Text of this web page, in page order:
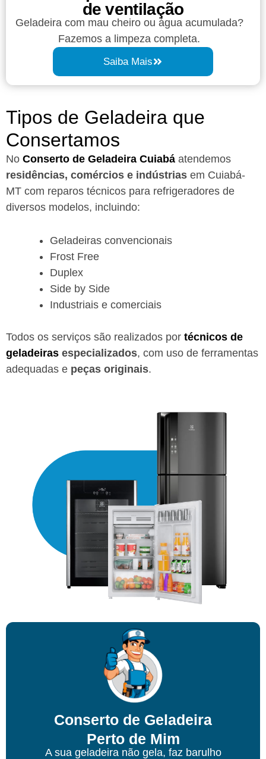
de ventilação
Geladeira com mau cheiro ou água acumulada?
Fazemos a limpeza completa.
Saiba Mais
Tipos de Geladeira que
Consertamos
No Conserto de Geladeira Cuiabá atendemos
residências, comércios e indústrias em Cuiabá-
MT com reparos técnicos para refrigeradores de
diversos modelos, incluindo:
Geladeiras convencionais
Frost Free
Duplex
Side by Side
Industriais e comerciais
Todos os serviços são realizados por técnicos de
geladeiras especializados, com uso de ferramentas
adequadas e peças originais.
Conserto de Geladeira
Perto de Mim
A sua geladeira não gela, faz barulho